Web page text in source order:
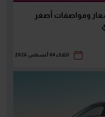
ومواصفات أصغر
الثلاثاء 04 أغسطس 2026